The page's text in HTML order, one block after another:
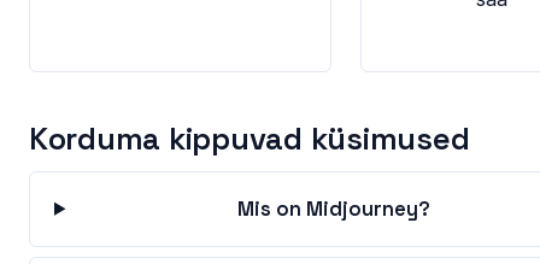
Korduma kippuvad küsimused
Mis on Midjourney?